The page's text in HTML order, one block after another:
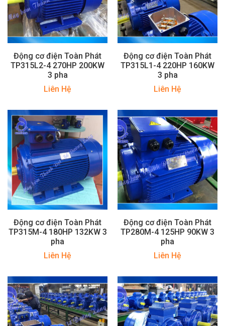
Động cơ điện Toàn Phát
TP315L2-4 270HP 200KW
3 pha
Liên Hệ
Động cơ điện Toàn Phát
TP315L1-4 220HP 160KW
3 pha
Liên Hệ
Động cơ điện Toàn Phát
TP315M-4 180HP 132KW 3
pha
Liên Hệ
Động cơ điện Toàn Phát
TP280M-4 125HP 90KW 3
pha
Liên Hệ